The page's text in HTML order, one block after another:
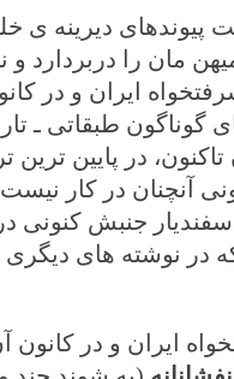
پیوندهای دیرینه ی
مان را دربردارد و
ایران و در
طبقاتی ـ
در پایین ترین
آنچنان در کار نیست
جنبش کنونی
در نوشته های دیگری
ایران و در کانون